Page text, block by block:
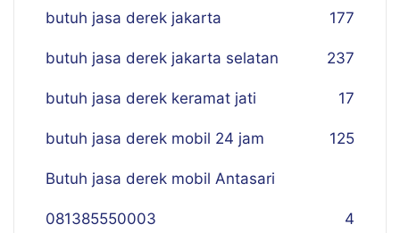
butuh jasa derek jakarta 177
butuh jasa derek jakarta selatan 237
butuh jasa derek keramat jati 17
butuh jasa derek mobil 24 jam 125
Butuh jasa derek mobil Antasari
081385550003 4